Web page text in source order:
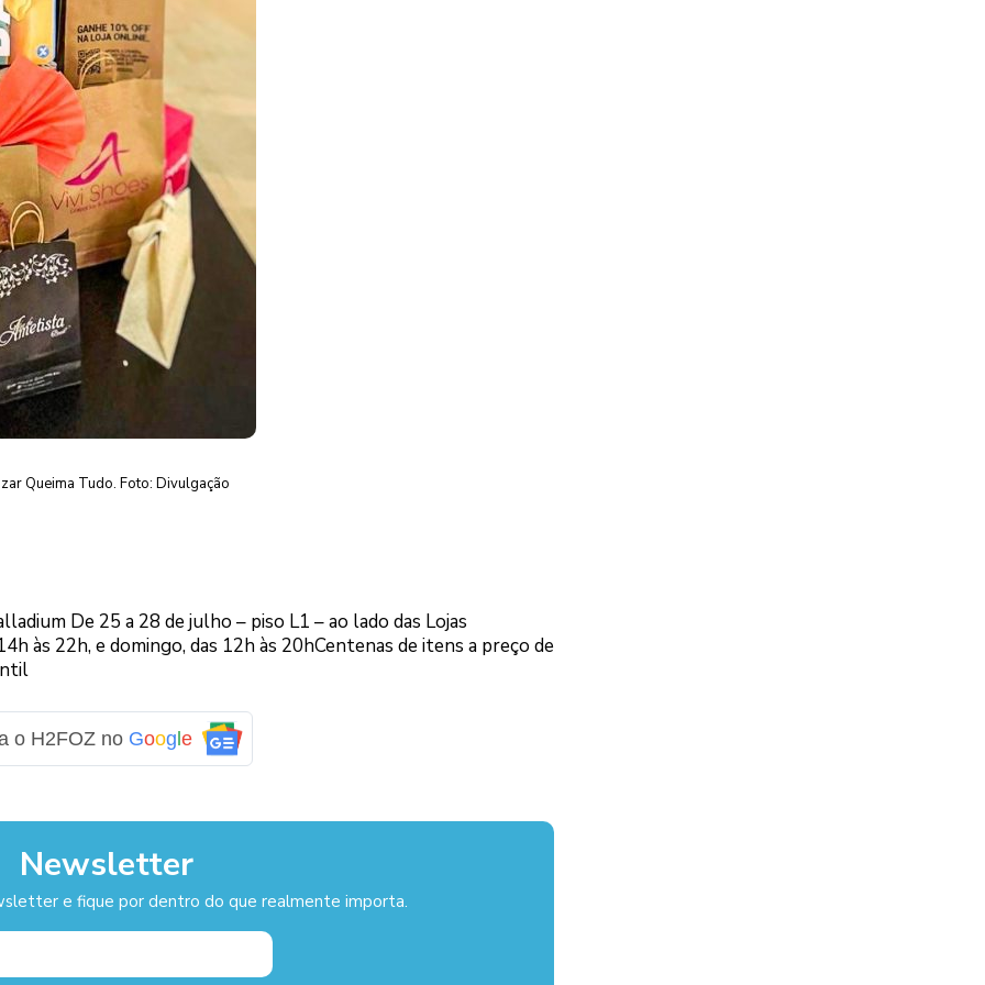
Queima Tudo. Foto: Divulgação
De 25 a 28 de julho – piso L1 – ao lado das Lojas
às 22h, e domingo, das 12h às 20hCentenas de itens a preço de
o H2FOZ no Google
Newsletter
e fique por dentro do que realmente importa.